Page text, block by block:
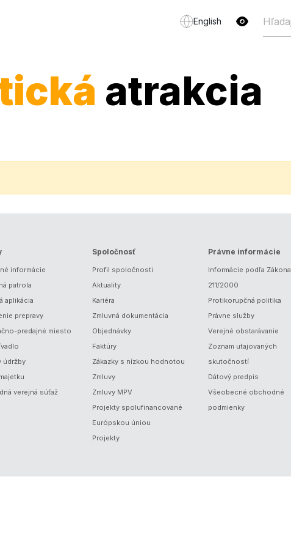
English
atrakcia
informácie
patrola
aplikácia
prepravy
predajné miesto
údržby
verejná súťaž
Spoločnosť
Profil spoločnosti
Aktuality
Kariéra
Zmluvná dokumentácia
Objednávky
Faktúry
Zákazky s nízkou hodnotou
Zmluvy
Zmluvy MPV
Projekty spolufinancované
Európskou úniou
Projekty
Právne informácie
Informácie podľa Zákona
211/2000
Protikorupčná politika
Právne služby
Verejné obstarávanie
Zoznam utajovaných
skutočností
Dátový predpis
Všeobecné obchodné
podmienky